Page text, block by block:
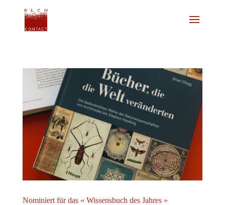
Nominiert für das « Wissensbuch des Jahres »